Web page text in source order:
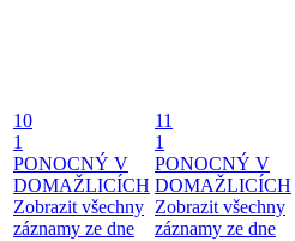
10
1
PONOCNÝ V
DOMAŽLICÍCH
Zobrazit všechny
záznamy ze dne
11
1
PONOCNÝ V
DOMAŽLICÍCH
Zobrazit všechny
záznamy ze dne